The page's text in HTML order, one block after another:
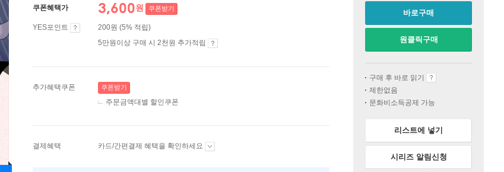
쿠폰혜택가 3,600원 쿠폰받기
YES포인트
200원 (5% 적립)
5만원이상 구매 시 2천원 추가적립
추가혜택쿠폰 쿠폰받기
주문금액대별 할인쿠폰
결제혜택 카드/간편결제 혜택을 확인하세요
바로구매
원클릭구매
구매 후 바로 읽기
제한없음
문화비소득공제 가능
리스트에 넣기
시리즈 알림신청